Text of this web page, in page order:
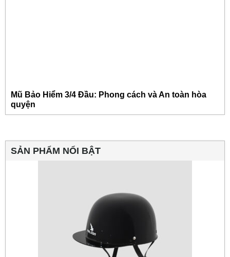
Mũ Bảo Hiểm 3/4 Đầu: Phong cách và An toàn hòa
quyện
SẢN PHẨM NỔI BẬT